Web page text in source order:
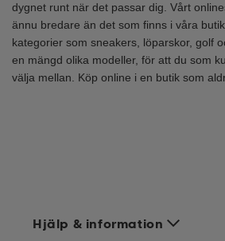
dygnet runt när det passar dig. Vårt
ännu bredare än det som finns i våra
kategorier som sneakers löparskor, golf
en mängd olika modeller, för att du som
välja mellan. Köp online i en butik som
Hjälp & information